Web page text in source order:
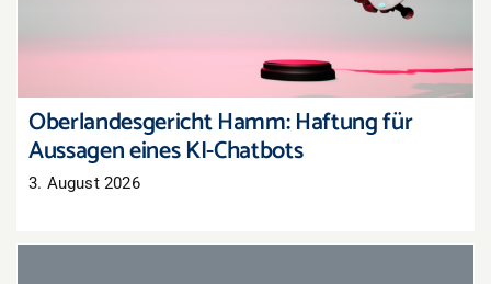
Oberlandesgericht Hamm: Haftung für
Aussagen eines KI-Chatbots
3. August 2026